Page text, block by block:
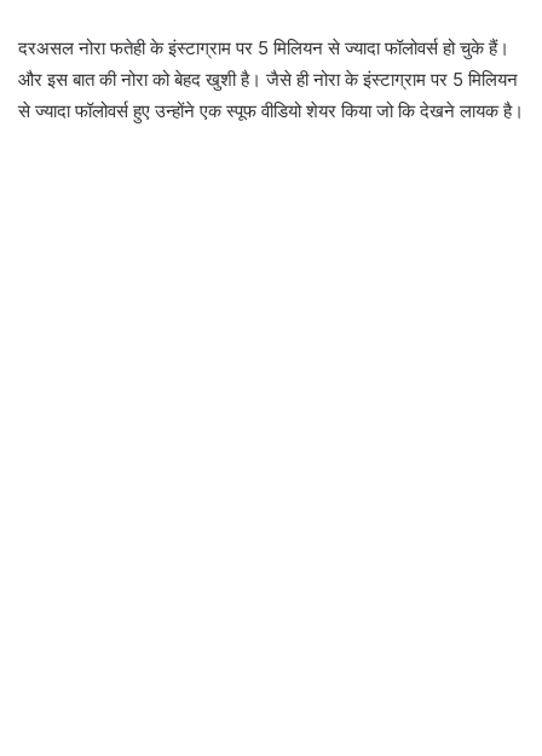
दरअसल नोरा फतेही के इंस्टाग्राम पर 5 मिलियन से ज्यादा फॉलोवर्स हो चुके हैं।
और इस बात की नोरा को बेहद खुशी है। जैसे ही नोरा के इंस्टाग्राम पर 5 मिलियन
से ज्यादा फॉलोवर्स हुए उन्होंने एक स्पूफ वीडियो शेयर किया जो कि देखने लायक है।